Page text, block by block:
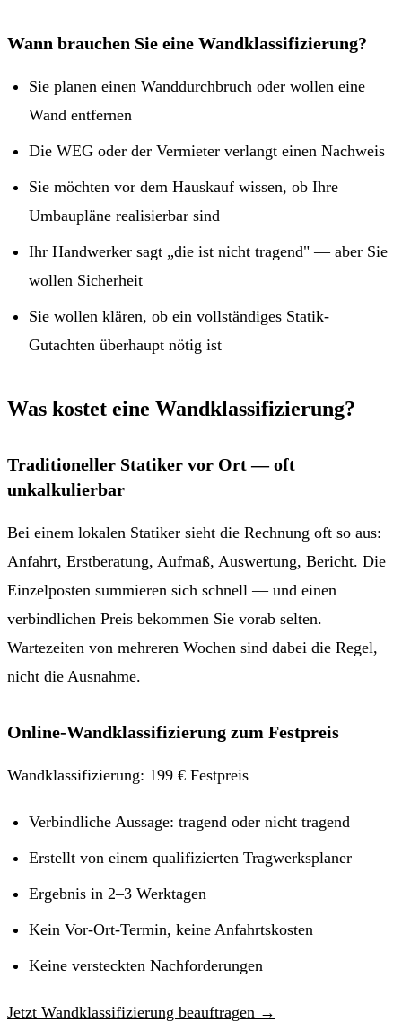
Wann brauchen Sie eine Wandklassifizierung?
Sie planen einen Wanddurchbruch oder wollen eine
Wand entfernen
Die WEG oder der Vermieter verlangt einen Nachweis
Sie möchten vor dem Hauskauf wissen, ob Ihre
Umbaupläne realisierbar sind
Ihr Handwerker sagt „die ist nicht tragend" — aber Sie
wollen Sicherheit
Sie wollen klären, ob ein vollständiges Statik-
Gutachten überhaupt nötig ist
Was kostet eine Wandklassifizierung?
Traditioneller Statiker vor Ort — oft
unkalkulierbar
Bei einem lokalen Statiker sieht die Rechnung oft so aus:
Anfahrt, Erstberatung, Aufmaß, Auswertung, Bericht. Die
Einzelposten summieren sich schnell — und einen
verbindlichen Preis bekommen Sie vorab selten.
Wartezeiten von mehreren Wochen sind dabei die Regel,
nicht die Ausnahme.
Online-Wandklassifizierung zum Festpreis
Wandklassifizierung: 199 € Festpreis
Verbindliche Aussage: tragend oder nicht tragend
Erstellt von einem qualifizierten Tragwerksplaner
Ergebnis in 2–3 Werktagen
Kein Vor-Ort-Termin, keine Anfahrtskosten
Keine versteckten Nachforderungen
Jetzt Wandklassifizierung beauftragen →